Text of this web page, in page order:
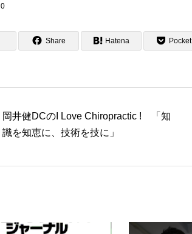
0
Share Hatena Pocket
岡井健DCのI Love Chiropractic ! 「知
識を知恵に、技術を技に」